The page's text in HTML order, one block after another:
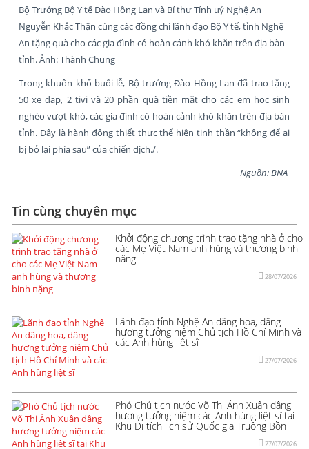
Bộ Trưởng Bộ Y tế Đào Hồng Lan và Bí thư Tỉnh uỷ Nghệ An
Nguyễn Khắc Thận cùng các đồng chí lãnh đạo Bộ Y tế, tỉnh Nghệ
An tặng quà cho các gia đình có hoàn cảnh khó khăn trên địa bàn
tỉnh. Ảnh: Thành Chung
Trong khuôn khổ buổi lễ, Bộ trưởng Đào Hồng Lan đã trao tặng
50 xe đạp, 2 tivi và 20 phần quà tiền mặt cho các em học sinh
nghèo vượt khó, các gia đình có hoàn cảnh khó khăn trên địa bàn
tỉnh. Đây là hành động thiết thực thể hiện tinh thần “không để ai
bị bỏ lại phía sau” của chiến dịch./.
Nguồn: BNA
Tin cùng chuyên mục
Khởi động chương trình trao tặng nhà ở cho
các Mẹ Việt Nam anh hùng và thương binh
nặng
28/07/2026
Lãnh đạo tỉnh Nghệ An dâng hoa, dâng
hương tưởng niệm Chủ tịch Hồ Chí Minh và
các Anh hùng liệt sĩ
27/07/2026
Phó Chủ tịch nước Võ Thị Ánh Xuân dâng
hương tưởng niệm các Anh hùng liệt sĩ tại
Khu Di tích lịch sử Quốc gia Truông Bồn
27/07/2026